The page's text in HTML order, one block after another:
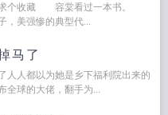
求个收藏 容棠看过一本书。
，美强惨的典型代...
马了
人人都以为她是乡下福利院出来的
全球的大佬，翻手为...